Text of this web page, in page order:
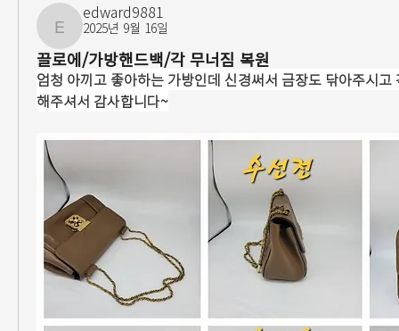
edward9881
edward9881
2025년 9월 16일
끌로에/가방핸드백/각 무너짐 복원
엄청 아끼고 좋아하는 가방인데 신경써서 금장도 닦아주시
해주셔서 감사합니다~